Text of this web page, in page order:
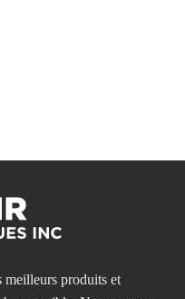
produits et